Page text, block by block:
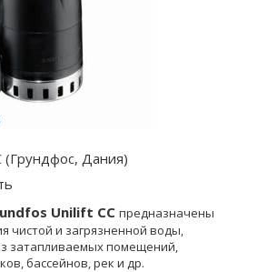
(Грундфос, Дания)
Unilift ССпредназначены
чистой и загрязненной воды,
затапливаемых помещений,
бассейнов, рек и др.